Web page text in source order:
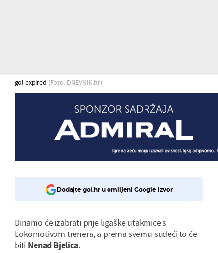
gol expired (Foto: DNEVNIK.hr)
Dodajte gol.hr u omiljeni Google izvor
Dinamo će izabrati prije ligaške utakmice s
Lokomotivom trenera, a prema svemu sudeći to će
biti Nenad Bjelica.